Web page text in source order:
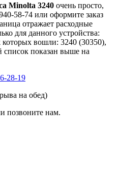
Minolta 3240 очень просто,
58-74 или оформите заказ
отражает расходные
для данного устройства:
которых вошли: 3240 (30350),
список показан выше на
28-19
на обед)
позвоните нам.